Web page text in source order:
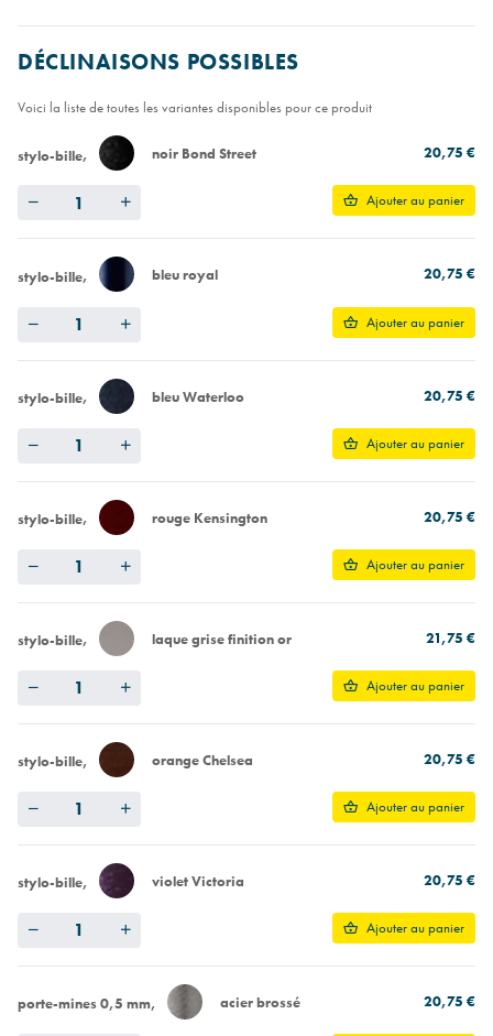
DÉCLINAISONS POSSIBLES
Voici la liste de toutes les variantes disponibles pour ce produit
stylo-bille noir Bond Street 20,75 €
Ajouter au panier
stylo-bille bleu royal 20,75 €
Ajouter au panier
stylo-bille bleu Waterloo 20,75 €
Ajouter au panier
stylo-bille rouge Kensington 20,75 €
Ajouter au panier
stylo-bille laque grise finition or 21,75 €
Ajouter au panier
stylo-bille orange Chelsea 20,75 €
Ajouter au panier
stylo-bille violet Victoria 20,75 €
Ajouter au panier
porte-mines 0,5 mm acier brossé 20,75 €